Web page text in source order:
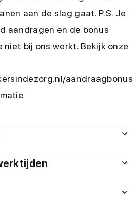
aan de slag gaat. P.S. Je
aandragen en de bonus
niet bij ons werkt. Bekijk onze
aandraagbonus